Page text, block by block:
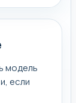
модель
если